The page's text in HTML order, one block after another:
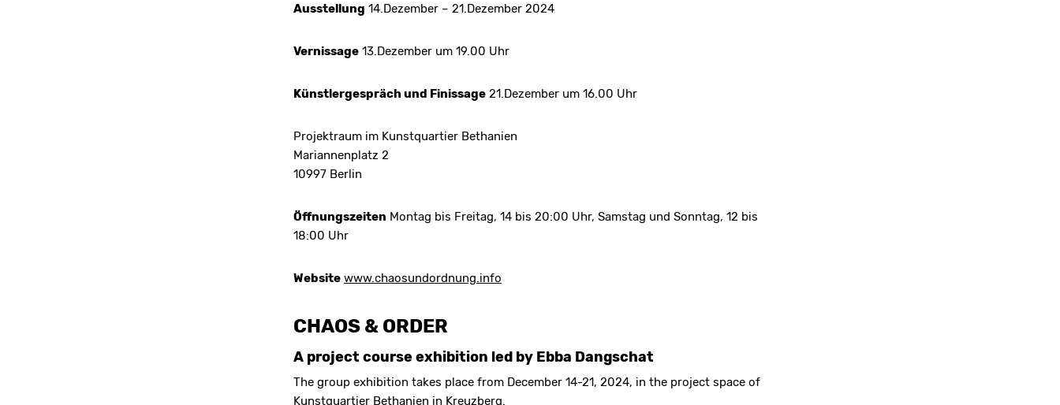
Ausstellung 14.Dezember – 21.Dezember 2024
Vernissage 13.Dezember um 19.00 Uhr
Künstlergespräch und Finissage 21.Dezember um 16.00 Uhr
Projektraum im Kunstquartier Bethanien
Mariannenplatz 2
10997 Berlin
Öffnungszeiten Montag bis Freitag, 14 bis 20:00 Uhr, Samstag und Sonntag, 12 bis
18:00 Uhr
Website www.chaosundordnung.info
CHAOS & ORDER
A project course exhibition led by Ebba Dangschat
The group exhibition takes place from December 14-21, 2024, in the project space of
Kunstquartier Bethanien in Kreuzberg.